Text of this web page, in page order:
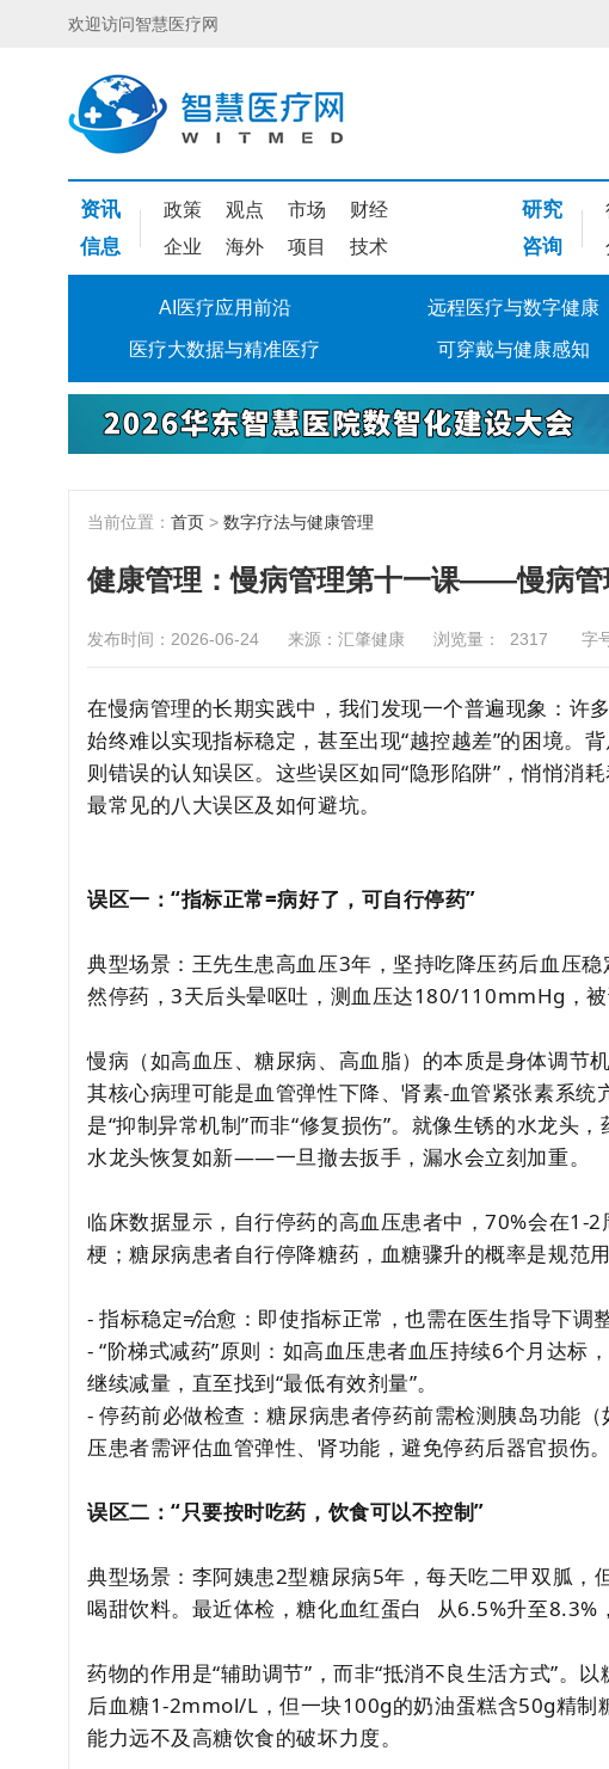
欢迎访问智慧医疗网
资讯 政策 观点 市场 财经
信息 企业 海外 项目 技术
研究
咨询
AI医疗应用前沿 远程医疗与数字健康
医疗大数据与精准医疗 可穿戴与健康感知
当前位置： 首页 > 数字疗法与健康管理
健康管理：慢病管理第十一课——慢病管
发布时间：2026-06-24 来源：汇肇健康 浏览量： 2317 字
在慢病管理的长期实践中，我们发现一个普遍现象：许
始终难以实现指标稳定，甚至出现“越控越差”的困境。
则错误的认知误区。这些误区如同“隐形陷阱”，悄悄消
最常见的八大误区及如何避坑。
误区一：“指标正常=病好了，可自行停药”
典型场景：王先生患高血压3年，坚持吃降压药后血压
然停药，3天后头晕呕吐，测血压达180/110mmHg，被
慢病（如高血压、糖尿病、高血脂）的本质是身体调节
其核心病理可能是血管弹性下降、肾素-血管紧张素系
是“抑制异常机制”而非“修复损伤”。就像生锈的水龙头
水龙头恢复如新——一旦撤去扳手，漏水会立刻加重。
临床数据显示，自行停药的高血压患者中，70%会在1-
梗；糖尿病患者自行停降糖药，血糖骤升的概率是规范
- 指标稳定≠治愈：即使指标正常，也需在医生指导下调
- “阶梯式减药”原则：如高血压患者血压持续6个月达
继续减量，直至找到“最低有效剂量”。
- 停药前必做检查：糖尿病患者停药前需检测胰岛功能
压患者需评估血管弹性、肾功能，避免停药后器官损伤。
误区二：“只要按时吃药，饮食可以不控制”
典型场景：李阿姨患2型糖尿病5年，每天吃二甲双胍，
喝甜饮料。最近体检，糖化血红蛋白 从6.5%升至8.3%
药物的作用是“辅助调节”，而非“抵消不良生活方式”。
后血糖1-2mmol/L，但一块100g的奶油蛋糕含50g精
能力远不及高糖饮食的破坏力度。